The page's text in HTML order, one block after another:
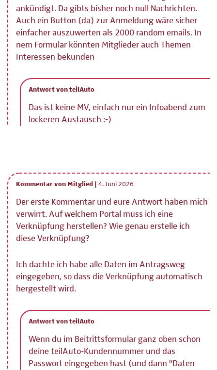
ankündigt. Da gibts bisher noch null Nachrichten.
Auch ein Button (da) zur Anmeldung wäre sicher
einfacher auszuwerten als 2000 random emails. In
nem Formular könnten Mitglieder auch Themen
Interessen bekunden
Antwort von teilAuto
Das ist keine MV, einfach nur ein Infoabend zum
lockeren Austausch :-)
Kommentar von Mitglied | 4. Juni 2026
Der erste Kommentar und eure Antwort haben mich
verwirrt. Auf welchem Portal muss ich eine
Verknüpfung herstellen? Wie genau erstelle ich
diese Verknüpfung?
Ich dachte ich habe alle Daten im Antragsweg
eingegeben, so dass die Verknüpfung automatisch
hergestellt wird.
Antwort von teilAuto
Wenn du im Beitrittsformular ganz oben schon
deine teilAuto-Kundennummer und das
Passwort eingegeben hast (und dann "Daten